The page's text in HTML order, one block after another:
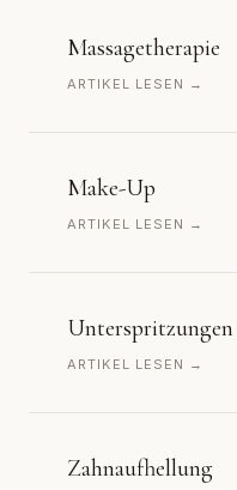
Massagetherapie
ARTIKEL LESEN →
Make-Up
ARTIKEL LESEN →
Unterspritzungen
ARTIKEL LESEN →
Zahnaufhellung